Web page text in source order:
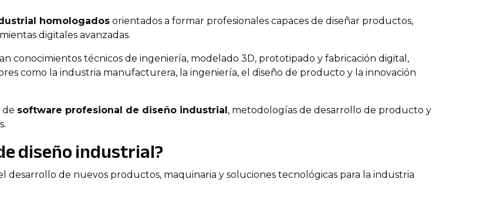
homologados orientados a formar profesionales capaces de diseñar productos,
digitales avanzadas.
conocimientos técnicos de ingeniería, modelado 3D, prototipado y fabricación digital,
como la industria manufacturera, la ingeniería, el diseño de producto y la innovación
de software profesional de diseño industrial, metodologías de desarrollo de producto y
diseño industrial?
desarrollo de nuevos productos, maquinaria y soluciones tecnológicas para la industria